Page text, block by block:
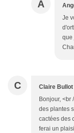
A
Je
que
C Claire Bullot
Bonjour, <br
des plantes
cactées des
ferai un